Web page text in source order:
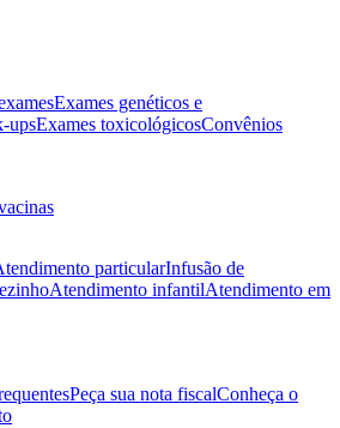
Exames genéticos e
upsExames toxicológicosConvênios
particularInfusão de
Atendimento infantilAtendimento em
Peça sua nota fiscalConheça o